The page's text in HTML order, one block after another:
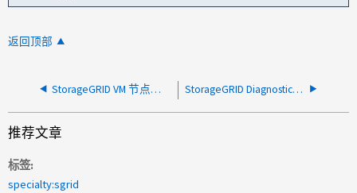
返回顶部
StorageGRID VM 节点在诊断页面上报告 100C 温度 StorageGRID Diagnostics 报告设备硬件组件温度
推荐文章
标签
specialty:sgrid